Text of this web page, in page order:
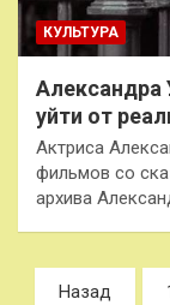
КУЛЬТУРА
Александра
уйти от
Актриса
фильмов со
архива
Назад